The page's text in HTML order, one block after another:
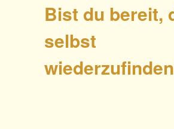
Bist du bereit,
selbst